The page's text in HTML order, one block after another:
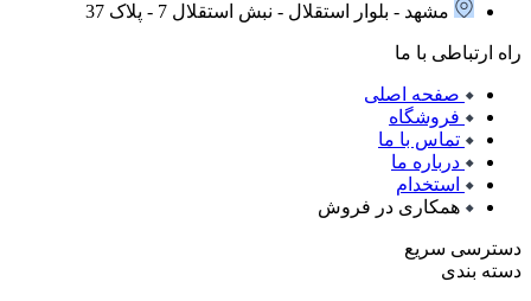
مشهد - بلوار استقلال - نبش استقلال 7 - پلاک 37
راه ارتباطی با ما
صفحه اصلی
فروشگاه
تماس با ما
درباره ما
استخدام
همکاری در فروش
دسترسی سریع
دسته بندی